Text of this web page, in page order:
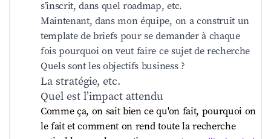
Mais je voulais faire cela bien. Pas question
de déroger sur la qualité de l’étude. Surtout
que c’était une premiere !   Comme je l’avais
vu dans les livres, j’ai posé plusieurs
questions à mes testeuses.    Quelle est leur
couleur préférée ?   Parmi les vélos, quel
est celui qu'elles prendraient ?   Et le cas
échéant, quel est celui qu'elles achèteraient
?   Si on vous en offre un lequel vous
Maintenant, dans mon équipe, on a construit un
template de briefs pour se demander à chaque
Comme ça, on sait bien ce qu'on fait, pourquoi on
le fait et comment on rend toute la recherche